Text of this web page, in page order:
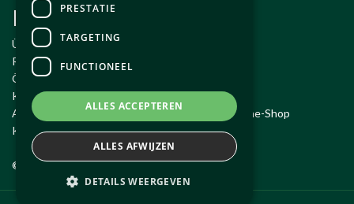
Kundendienst
Über Autobetrieb Exco
Reiseroute
Öffnungszeiten
Kontakt
Allgemeine Geschäftsbedingungen für den Online-Shop
Kauf widerrufen
© 2026 Exco Auto's BV
PRESTATIE
TARGETING
FUNCTIONEEL
ALLES ACCEPTEREN
ALLES AFWIJZEN
DETAILS WEERGEVEN